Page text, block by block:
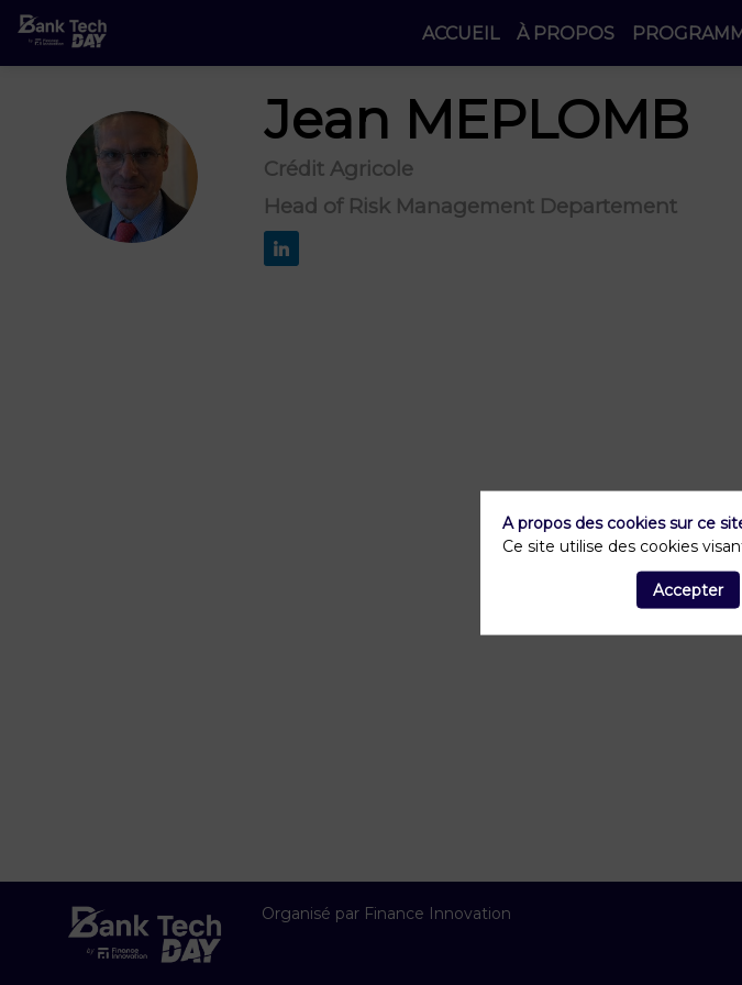
ACCUEIL À PROPOS
JM
Jean MEPLOMB
Crédit Agricole
Head of Risk Management Departement
Organisé par Finance Innovation
A propos des cookies sur ce
Ce site utilise des cookies
Accepter